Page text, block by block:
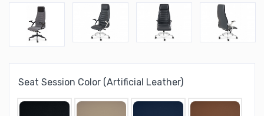
Seat Session Color (Artificial Leather)